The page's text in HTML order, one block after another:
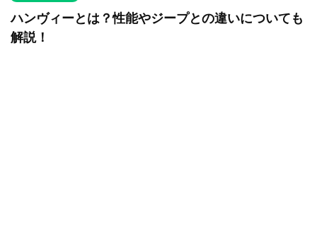
ハンヴィーとは？性能やジープとの違いについても
解説！